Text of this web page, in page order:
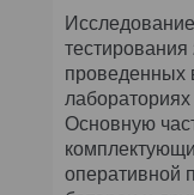
проведенных
Основную
оперативной